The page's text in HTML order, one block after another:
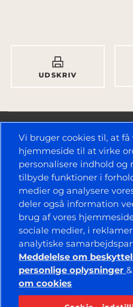
UDSKRIV
NYTTIGE LINKS
DÆK
POLITIK
VIRKSOMHED
BEVAR FORBINDELSEN
Facebook
Vi bruger cookies til, at få
hjemmeside til at virke
personalisere indhold og
tilbyde funktioner i
medier og analysere
deler også information
brug af vores
sociale medier, i
analytiske
Meddelelse om
personlige oplysninger &
om cookies